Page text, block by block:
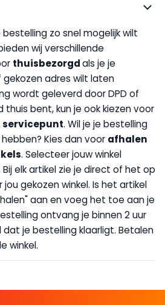
zo snel mogelijk wilt
wij verschillende
thuisbezorgdals je je
adres wilt laten
wordt geleverd door DPD of
thuis bent, kun je ook kiezen voor
servicepunt. Wil je je bestelling
Kies dan voor afhalen
. Selecteer jouw winkel
elk artikel zie je direct of het op
gekozen winkel. Is het artikel
aan en voeg het toe aan je
ontvang je binnen 2 uur
je bestelling klaarligt. Betalen
winkel.